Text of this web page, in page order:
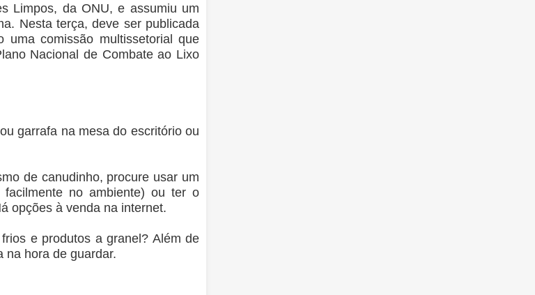
Limpos, da ONU, e assumiu um
Nesta terça, deve ser publicada
uma comissão multissetorial que
Nacional de Combate ao Lixo
garrafa na mesa do escritório ou
de canudinho, procure usar um
no ambiente) ou ter o
opções à venda na internet.
e produtos a granel? Além de
na hora de guardar.